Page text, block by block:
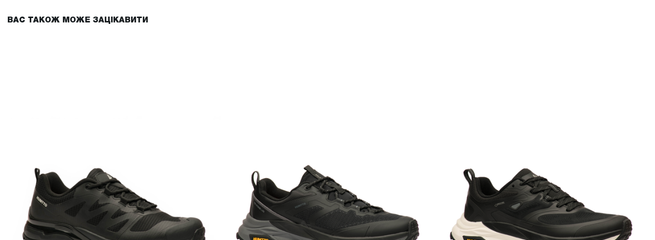
ВАС ТАКОЖ МОЖЕ ЗАЦІКАВИТИ